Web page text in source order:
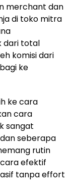
merchant dan
di toko mitra
dari total
komisi dari
ke
ke cara
cara
sangat
seberapa
rutin
efektif
tanpa effort